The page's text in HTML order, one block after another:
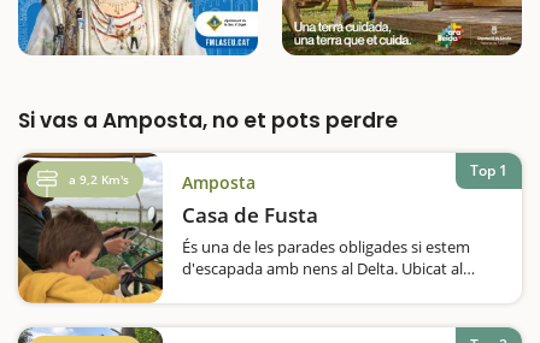
Si vas a Amposta, no et pots perdre
a 9,2 Km's Amposta
Casa de Fusta
És una de les parades obligades si estem
d'escapada amb nens al Delta. Ubicat al
anys per un grup de caçadors atrets per la
Top 1